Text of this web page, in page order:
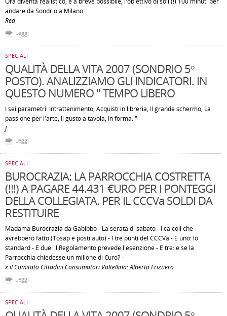
andare da Sondrio a Milano
Red
Leggi
SPECIALI
QUALITÀ DELLA VITA 2007 (SONDRIO 5°
POSTO). ANALIZZIAMO GLI INDICATORI. IN
QUESTO NUMERO " TEMPO LIBERO
I sei parametri: Intrattenimento, Acquisti in libreria, Il grande schermo, La
passione per l'arte, Il gusto a tavola, In forma. "
f.
Leggi
SPECIALI
BUROCRAZIA: LA PARROCCHIA COSTRETTA
(!!!) A PAGARE 44.431 €URO PER I PONTEGGI
DELLA COLLEGIATA. PER IL CCCVa SOLDI DA
RESTITUIRE
Madama Burocrazia da Gabibbo - La serata di sabato - I calcoli che
avrebbero fatto (Tosap e posti auto) - I tre punti del CCCVa - E uno: lo
standard - E due: il Regolamento prevede l'esenzione - E tre: e se la
Parrocchia chiedesse un milione di €uro? -
x il Comitato Cittadini Consumatori Valtellina: Alberto Frizziero
Leggi
SPECIALI